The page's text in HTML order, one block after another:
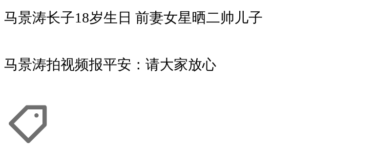
马景涛长子18岁生日 前妻女星晒二帅儿子
马景涛拍视频报平安：请大家放心